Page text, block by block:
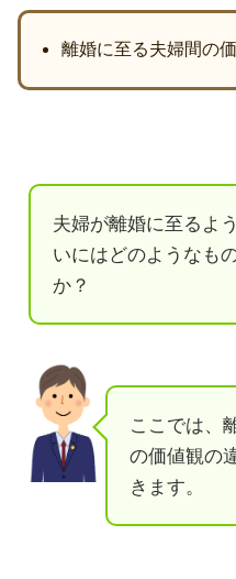
離婚に至る夫婦間の
夫婦が離婚に至るよ
いにはどのようなも
か？
ここでは、
の価値観の
きます。